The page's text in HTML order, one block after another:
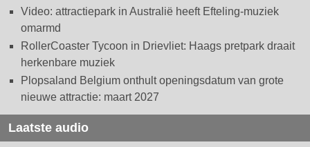
Video: attractiepark in Australië heeft Efteling-muziek
omarmd
RollerCoaster Tycoon in Drievliet: Haags pretpark draait
herkenbare muziek
Plopsaland Belgium onthult openingsdatum van grote
nieuwe attractie: maart 2027
Laatste audio